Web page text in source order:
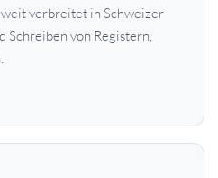
verbreitet in Schweizer
Schreiben von Registern,